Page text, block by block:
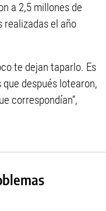
a 2,5 millones de
realizadas el año
te dejan taparlo. Es
después lotearon,
correspondían”,